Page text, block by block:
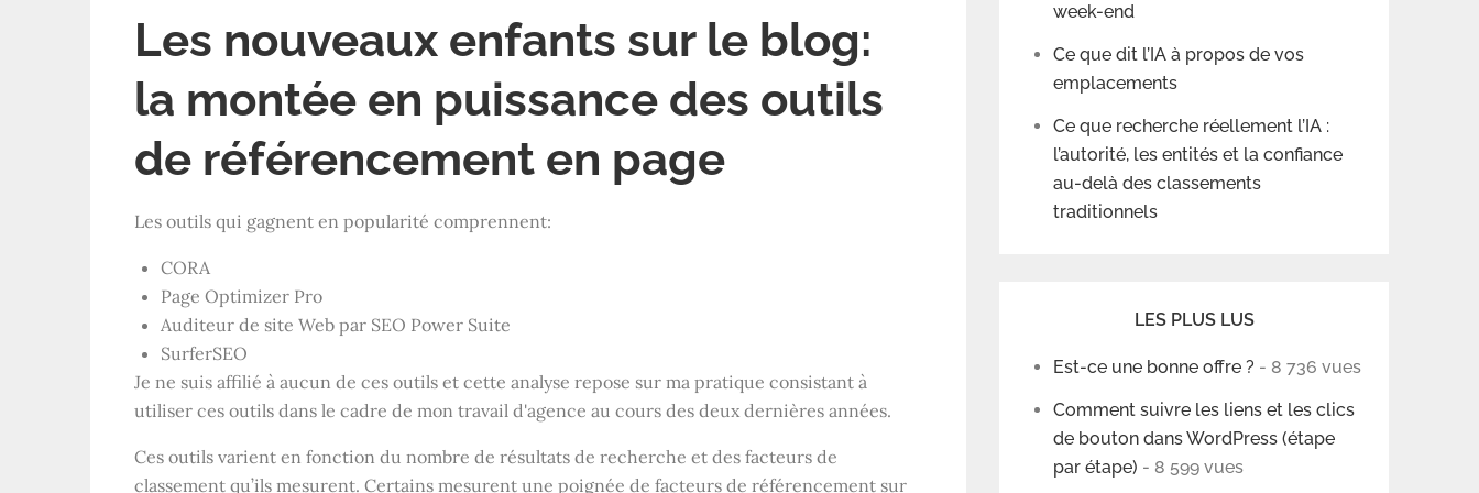
Les nouveaux enfants sur le blog:
la montée en puissance des outils
de référencement en page
Les outils qui gagnent en popularité comprennent:
CORA
Page Optimizer Pro
Auditeur de site Web par SEO Power Suite
SurferSEO
Je ne suis affilié à aucun de ces outils et cette analyse repose sur ma pratique consistant à
utiliser ces outils dans le cadre de mon travail d'agence au cours des deux dernières années.
Ces outils varient en fonction du nombre de résultats de recherche et des facteurs de
classement qu’ils mesurent. Certains mesurent une poignée de facteurs de référencement sur
week-end
Ce que dit l’IA à propos de vos
emplacements
Ce que recherche réellement l’IA :
l’autorité, les entités et la confiance
au-delà des classements
traditionnels
LES PLUS LUS
Est-ce une bonne offre ? - 8 736 vues
Comment suivre les liens et les clics
de bouton dans WordPress (étape
par étape) - 8 599 vues